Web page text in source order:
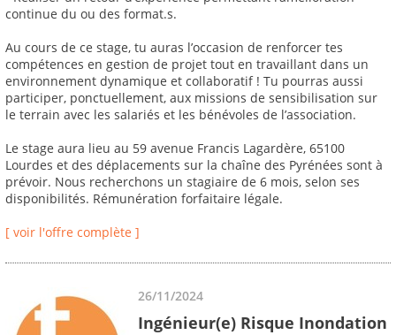
continue du ou des format.s.
Au cours de ce stage, tu auras l’occasion de renforcer tes
compétences en gestion de projet tout en travaillant dans un
environnement dynamique et collaboratif ! Tu pourras aussi
participer, ponctuellement, aux missions de sensibilisation sur
le terrain avec les salariés et les bénévoles de l’association.
Le stage aura lieu au 59 avenue Francis Lagardère, 65100
Lourdes et des déplacements sur la chaîne des Pyrénées sont à
prévoir. Nous recherchons un stagiaire de 6 mois, selon ses
disponibilités. Rémunération forfaitaire légale.
[ voir l'offre complète ]
26/11/2024
Ingénieur(e) Risque Inondation